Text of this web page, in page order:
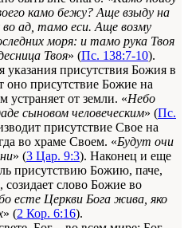
камо бежу? Аще взыду на
ад, тамо ecu. Аще возму
моря: и тамо рука Твоя
Твоя» (Пс. 138:7-10).
присутствия Божия в
оно присутствие Божие на
устраняет от земли. «Нeбo
сыновом человеческим» (Пс.
присутствие Свое на
во храме Своем. «Будут очи
» (3 Цар. 9:3). Наконец и еще
присутствию Божию, паче,
слово Божие во
есте Церкви Бога жива, яко
» (2 Кор. 6:16).